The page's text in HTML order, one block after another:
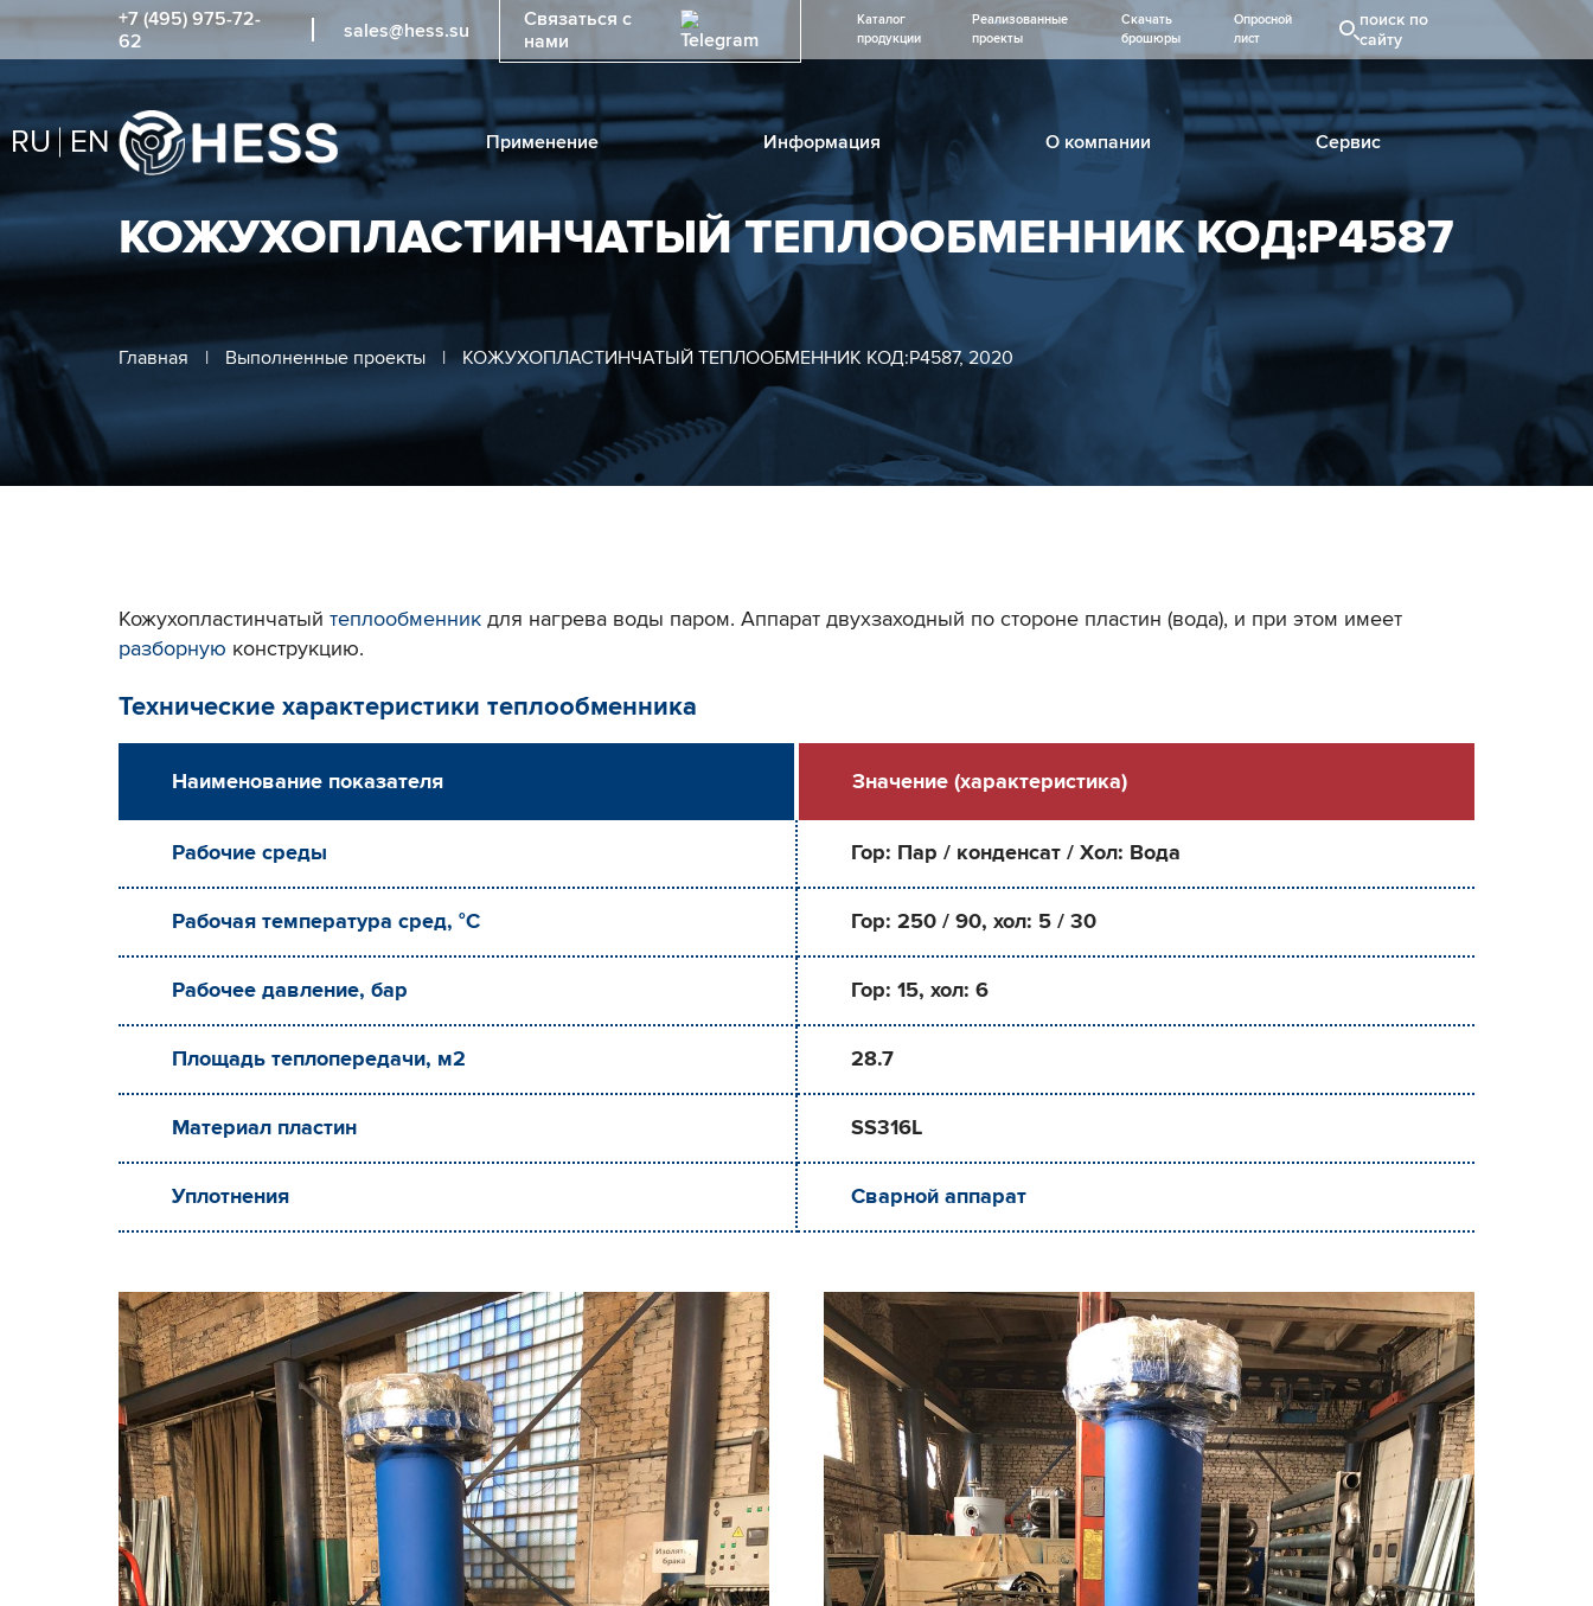
+7 (495) 975-72-
62
sales@hess.su
Связаться с
нами
Каталог
продукции
Реализованные
проекты
Скачать
брошюры
Опросной
лист
поиск по
сайту
RU EN Применение Информация О компании Сервис
КОЖУХОПЛАСТИНЧАТЫЙ ТЕПЛООБМЕННИК КОД:Р4587
Главная | Выполненные проекты | КОЖУХОПЛАСТИНЧАТЫЙ ТЕПЛООБМЕННИК КОД:Р4587, 2020
Кожухопластинчатый теплообменник для нагрева воды паром. Аппарат двухзаходный по стороне пластин (вода), и при этом имеет
разборную конструкцию.
Технические характеристики теплообменника
Наименование показателя Значение (характеристика)
Рабочие среды Гор: Пар / конденсат / Хол: Вода
Рабочая температура сред, °С Гор: 250 / 90, хол: 5 / 30
Рабочее давление, бар Гор: 15, хол: 6
Площадь теплопередачи, м2 28.7
Материал пластин SS316L
Уплотнения Сварной аппарат